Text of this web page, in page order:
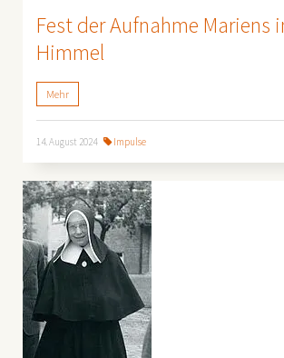
Fest der Aufnahme Mariens
Himmel
Mehr
14. August 2024 Impulse